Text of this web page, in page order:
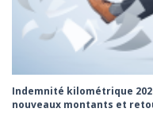
Indemnité kilométrique
nouveaux montants et